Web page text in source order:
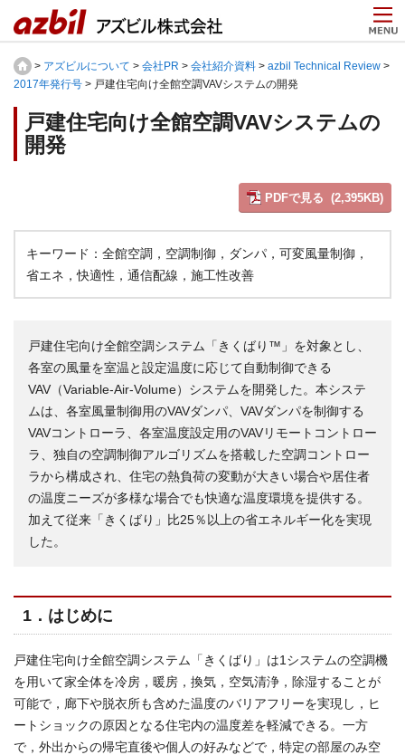
> アズビルについて > 会社PR > 会社紹介資料 > azbil Technical Review >
2017年発行号 > 戸建住宅向け全館空調VAVシステムの開発
戸建住宅向け全館空調VAVシステムの
開発
PDFで見る (2,395KB)
キーワード：全館空調，空調制御，ダンパ，可変風量制御，
省エネ，快適性，通信配線，施工性改善
戸建住宅向け全館空調システム「きくばり™」を対象とし、
各室の風量を室温と設定温度に応じて自動制御できる
VAV（Variable-Air-Volume）システムを開発した。本システ
ムは、各室風量制御用のVAVダンパ、VAVダンパを制御する
VAVコントローラ、各室温度設定用のVAVリモートコントロー
ラ、独自の空調制御アルゴリズムを搭載した空調コントロー
ラから構成され、住宅の熱負荷の変動が大きい場合や居住者
の温度ニーズが多様な場合でも快適な温度環境を提供する。
加えて従来「きくばり」比25％以上の省エネルギー化を実現
した。
1．はじめに
戸建住宅向け全館空調システム「きくばり」は1システムの空調機
を用いて家全体を冷房，暖房，換気，空気清浄，除湿することが
可能で，廊下や脱衣所も含めた温度のバリアフリーを実現し，ヒ
ートショックの原因となる住宅内の温度差を軽減できる。一方
で，外出からの帰宅直後や個人の好みなどで，特定の部屋のみ空